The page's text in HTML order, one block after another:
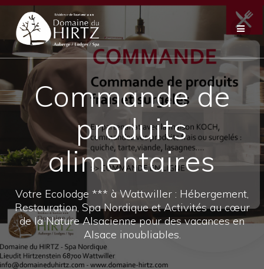
Skip
to
content
Commande de
produits
alimentaires
Votre Ecolodge *** à Wattwiller : Hébergement,
Restauration, Spa Nordique et Activités au cœur
de la Nature Alsacienne pour des vacances en
Alsace inoubliables.